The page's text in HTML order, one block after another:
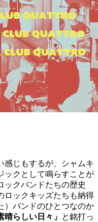
感じもするが、シャムキ
ックとして鳴らすことが
ックバンドたちの歴史
ロックキッズたちも納得
）バンドのひとつなのか
晴らしい日々」 と銘打っ